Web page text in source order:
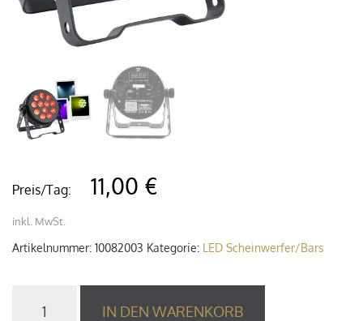
Preis/Tag: 11,00 €
inkl. MwSt.
Artikelnummer: 10082003 Kategorie: LED Scheinwerfer/Bars
IN DEN WARENKORB